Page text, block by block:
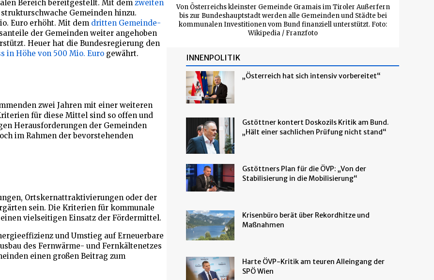
Bereich bereitgestellt. Mit dem zweiten
Gemeinden hinzu.
Euro erhöht. Mit dem dritten Gemeinde-
der Gemeinden weiter angehoben
Heuer hat die Bundesregierung den
in Höhe von 500 Mio. Euro gewährt.
zwei Jahren mit einer weiteren
für diese Mittel sind so offen und
Herausforderungen der Gemeinden
im Rahmen der bevorstehenden
Ortskernattraktivierungen oder der
sein. Die Kriterien für kommunale
vielseitigen Einsatz der Fördermittel.
und Umstieg auf Erneuerbare
des Fernwärme- und Fernkältenetzes
einen großen Beitrag zum
Von Österreichs kleinster Gemeinde Gramais im Tiroler Außerfern
bis zur Bundeshauptstadt werden alle Gemeinden und Städte bei
kommunalen Investitionen vom Bund finanziell unterstützt. Foto:
Wikipedia / Franzfoto
INNENPOLITIK
„Österreich hat sich intensiv vorbereitet“
Gstöttner kontert Doskozils Kritik am Bund.
„Hält einer sachlichen Prüfung nicht stand“
Gstöttners Plan für die ÖVP: „Von der
Stabilisierung in die Mobilisierung“
Krisenbüro berät über Rekordhitze und
Maßnahmen
Harte ÖVP-Kritik am teuren Alleingang der
SPÖ Wien